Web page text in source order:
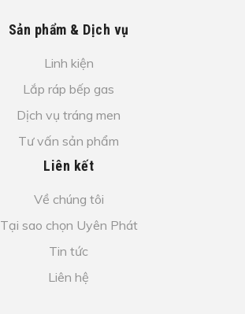
Sản phẩm & Dịch vụ
Linh kiện
Lắp ráp bếp gas
Dịch vụ tráng men
Tư vấn sản phẩm
Liên kết
Về chúng tôi
Tại sao chọn Uyên Phát
Tin tức
Liên hệ